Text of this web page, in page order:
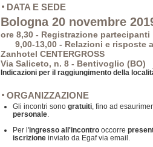
DATA E SEDE
Bologna 20 novembre
ore 8,30 - Registrazione partecipanti
9,00-13,00 - Relazioni e risposte
Zanhotel CENTERGROSS
Via Saliceto, n. 8 - Bentivoglio (BO)
Indicazioni per il raggiungimento della
ORGANIZZAZIONE
Gli incontri sono gratuiti, fino ad
personale.
Per l'ingresso all'incontro occorre
iscrizione inviato da Egaf via email.